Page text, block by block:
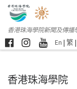
香港珠海學院新聞及傳播
En | 繁 |
香港珠海學院